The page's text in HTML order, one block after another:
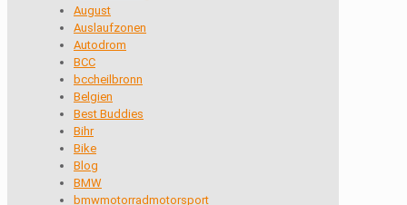
August
Auslaufzonen
Autodrom
BCC
bccheilbronn
Belgien
Best Buddies
Bihr
Bike
Blog
BMW
bmwmotorradmotorsport